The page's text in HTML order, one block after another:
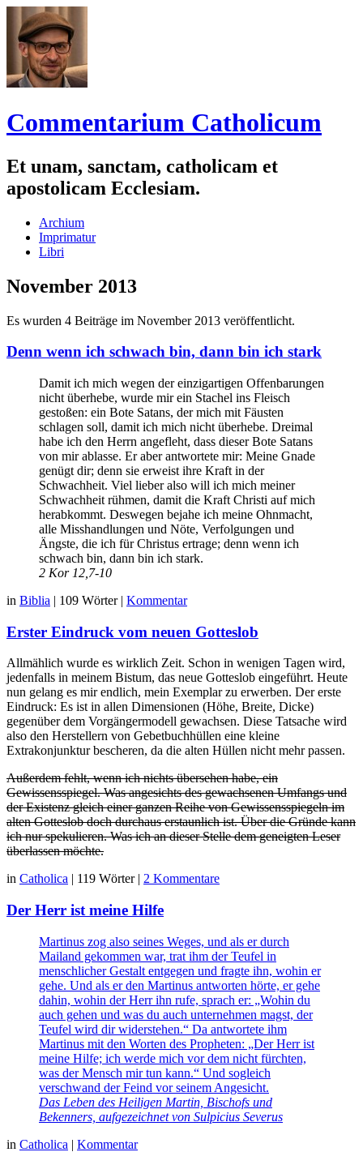
Commentarium Catholicum
Et unam, sanctam, catholicam et
apostolicam Ecclesiam.
Zum
Inhalt
springen
Archium
Imprimatur
Libri
November 2013
Es wurden 4 Beiträge im November 2013 veröffentlicht.
Denn wenn ich schwach bin, dann bin ich stark
Damit ich mich wegen der einzigartigen Offenbarungen
nicht überhebe, wurde mir ein Stachel ins Fleisch
gestoßen: ein Bote Satans, der mich mit Fäusten
schlagen soll, damit ich mich nicht überhebe. Dreimal
habe ich den Herrn angefleht, dass dieser Bote Satans
von mir ablasse. Er aber antwortete mir: Meine Gnade
genügt dir; denn sie erweist ihre Kraft in der
Schwachheit. Viel lieber also will ich mich meiner
Schwachheit rühmen, damit die Kraft Christi auf mich
herabkommt. Deswegen bejahe ich meine Ohnmacht,
alle Misshandlungen und Nöte, Verfolgungen und
Ängste, die ich für Christus ertrage; denn wenn ich
schwach bin, dann bin ich stark.
2 Kor 12,7-10
in Biblia | 109 Wörter | Kommentar
Erster Eindruck vom neuen Gotteslob
Allmählich wurde es wirklich Zeit. Schon in wenigen Tagen wird,
jedenfalls in meinem Bistum, das neue Gotteslob eingeführt. Heute
nun gelang es mir endlich, mein Exemplar zu erwerben. Der erste
Eindruck: Es ist in allen Dimensionen (Höhe, Breite, Dicke)
gegenüber dem Vorgängermodell gewachsen. Diese Tatsache wird
also den Herstellern von Gebetbuchhüllen eine kleine
Extrakonjunktur bescheren, da die alten Hüllen nicht mehr passen.
Außerdem fehlt, wenn ich nichts übersehen habe, ein
Gewissensspiegel. Was angesichts des gewachsenen Umfangs und
der Existenz gleich einer ganzen Reihe von Gewissensspiegeln im
alten Gotteslob doch durchaus erstaunlich ist. Über die Gründe kann
ich nur spekulieren. Was ich an dieser Stelle dem geneigten Leser
überlassen möchte.
in Catholica 119 Wörter 2 Kommentare
Der Herr ist meine Hilfe
Martinus zog also seines Weges, und als er durch
Mailand gekommen war, trat ihm der Teufel in
menschlicher Gestalt entgegen und fragte ihn, wohin er
gehe. Und als er den Martinus antworten hörte, er gehe
dahin, wohin der Herr ihn rufe, sprach er: „Wohin du
auch gehen und was du auch unternehmen magst, der
Teufel wird dir widerstehen.“ Da antwortete ihm
Martinus mit den Worten des Propheten: „Der Herr ist
meine Hilfe; ich werde mich vor dem nicht fürchten,
was der Mensch mir tun kann.“ Und sogleich
verschwand der Feind vor seinem Angesicht.
Das Leben des Heiligen Martin, Bischofs und
Bekenners, aufgezeichnet von Sulpicius Severus
in Catholica | Kommentar